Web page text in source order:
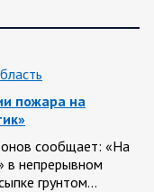
пожара на
сообщает: «На
в непрерывном
грунтом…